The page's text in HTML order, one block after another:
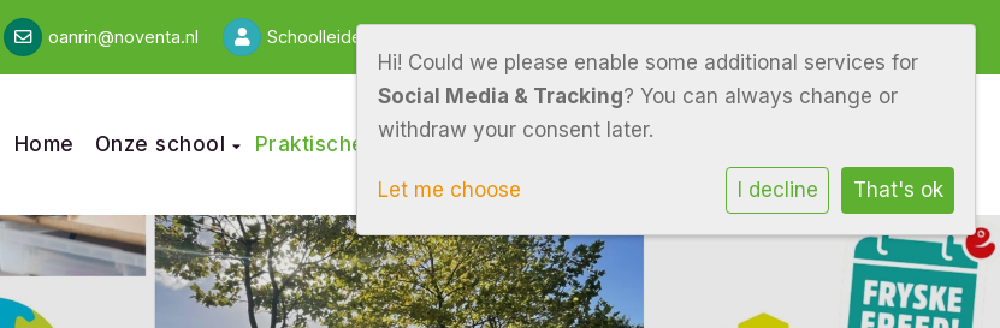
oanrin@noventa.nl Schoolleider: Heleen van der Meer - Dorenbos
Home Onze school Praktische informatie Ouders Leerlingen
Hi! Could we please enable some additional services for
Social Media & Tracking? You can always change or
withdraw your consent later.
Let me choose I decline That's ok